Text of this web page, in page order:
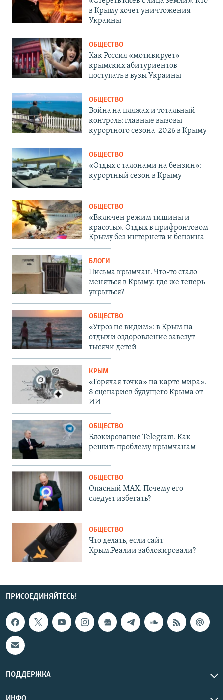
в Крыму хочет уничтожения
Украины
ОБЩЕСТВО
Как Россия «мотивирует»
крымских абитуриентов
поступать в вузы Украины
ОБЩЕСТВО
Война на пляжах и тотальный
контроль: главные вызовы
курортного сезона-2026 в Крыму
ОБЩЕСТВО
«Отдых с талонами на бензин»:
курортный сезон в Крыму
ОБЩЕСТВО
«Включен режим тишины и
красоты». Отдых в прифронтовом
Крыму без интернета и бензина
БЛОГИ
Письма крымчан. Что-то стало
меняться в Крыму: где же теперь
укрыться?
ОБЩЕСТВО
«Угроз не видим»: в Крым на
отдых и оздоровление завезут
тысячи детей
КРЫМ
«Горячая точка» на карте мира».
8 сценариев будущего Крыма от
ИИ
ОБЩЕСТВО
Блокирование Telegram. Как
решить проблему крымчанам
ОБЩЕСТВО
Опасный MAX. Почему его
следует избегать?
ОБЩЕСТВО
Что делать, если сайт
Крым.Реалии заблокировали?
ПРИСОЕДИНЯЙТЕСЬ!
ПОДДЕРЖКА